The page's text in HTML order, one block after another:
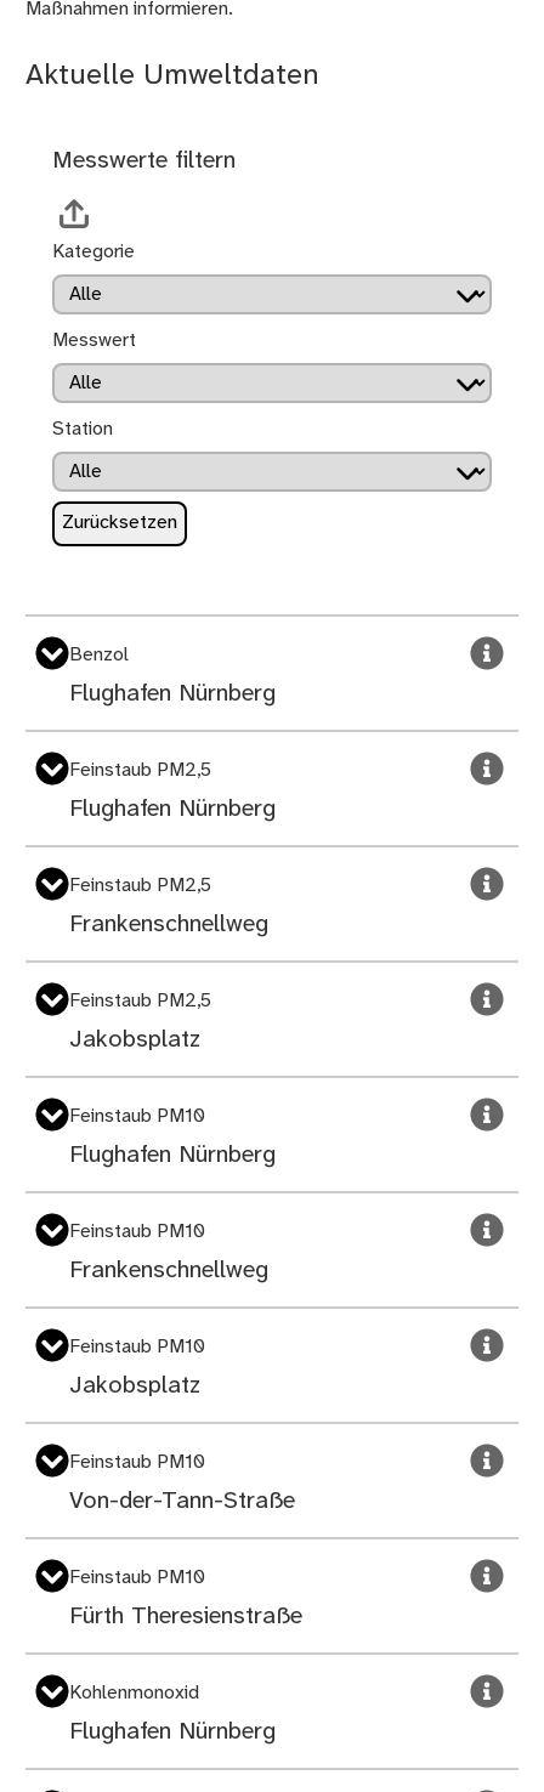
Maßnahmen informieren.
Aktuelle Umweltdaten
Messwerte filtern
Kategorie
Messwert
Station
Zurücksetzen
Benzol
Flughafen Nürnberg
Feinstaub PM2,5
Flughafen Nürnberg
Feinstaub PM2,5
Frankenschnellweg
Feinstaub PM2,5
Jakobsplatz
Feinstaub PM10
Flughafen Nürnberg
Feinstaub PM10
Frankenschnellweg
Feinstaub PM10
Jakobsplatz
Feinstaub PM10
Von-der-Tann-Straße
Feinstaub PM10
Fürth Theresienstraße
Kohlen­monoxid
Flughafen Nürnberg